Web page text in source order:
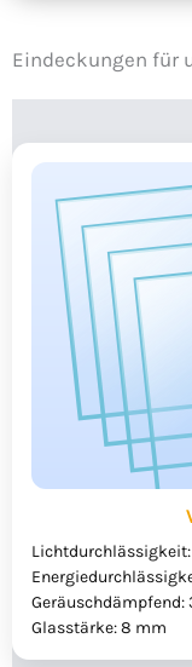
Eindeckungen für
Geräuschdämpfend:
Glasstärke: 8 mm